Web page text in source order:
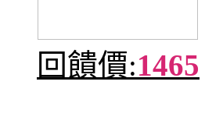
回饋價:1465